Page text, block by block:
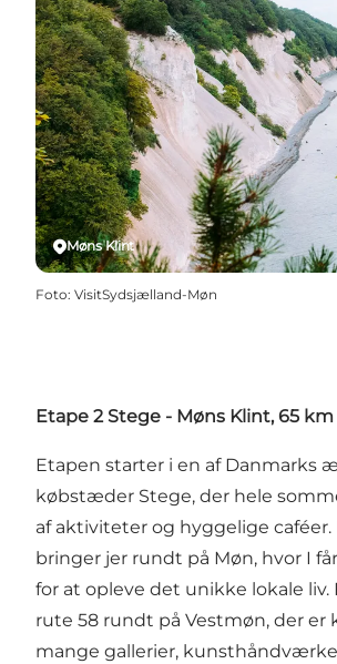
Møns Klint
Foto: VisitSydsjælland-Møn
Etape 2 Stege - Møns Klint, 65 km
Etapen starter i en af Danmarks
købstæder Stege, der hele
af aktiviteter og hyggelige caféer.
bringer jer rundt på Møn, hvor I
for at opleve det unikke lokale liv.
rute 58 rundt på Vestmøn, der er
mange gallerier,